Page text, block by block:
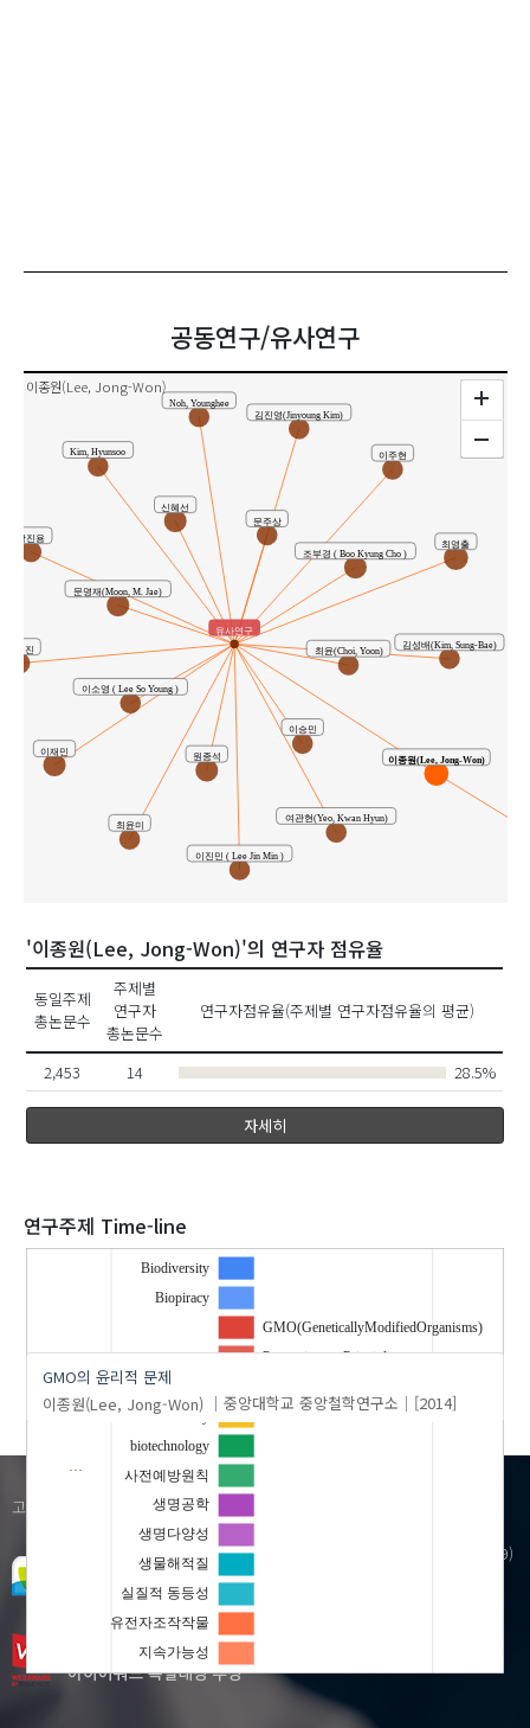
공동연구/유사연구
이종원(Lee, Jong-Won)
문명재(Moon, M. Jae)
여관현(Yeo, Kwan Hyun)
이소영 ( Lee So Young )
이진민 ( Lee Jin Min )
Kim, Hyunsoo
Noh, Younghee
김성배(Kim, Sung-Bae)
김진영(Jinyoung Kim)
문주상
신혜선
원종석
윤성진
이승민
이재민
이주현
장진용
조부경 ( Boo Kyung Cho )
최영출
최윤(Choi, Yoon)
최윤미
이종원(Lee, Jong-Won)
유사연구
'이종원(Lee, Jong-Won)'의 연구자 점유율
동일주제
총논문수
주제별
연구자
총논문수
연구자점유율(주제별 연구자점유율의 평균)
2,453 14 28.5%
자세히
연구주제 Time-line
Biodiversity
Biopiracy
GMO(GeneticallyModifiedOrganisms)
Precautionary Principle
Sustainability
biotechnology
사전예방원칙
생명공학
생명다양성
생물해적질
실질적 동등성
유전자조작작물
지속가능성
'이종원(Lee, Jong-Won)'의 발표논문(1)
GMO의 윤리적 문제
이종원(Lee, Jong-Won)
중앙대학교 중앙철학연구소 [2014]
고객센터(평일:09:00~18:00) 1599-3122
우)41061 대구광역시 동구 동내로 64 (동내동 1119)
KERIS빌딩)
Copyright© KERIS. ALL RIGHTS RESERVED